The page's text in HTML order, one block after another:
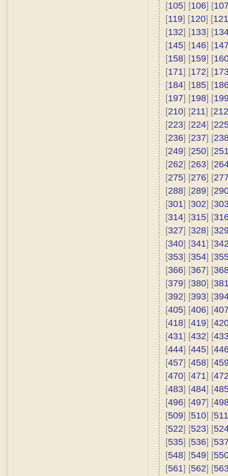
[105] [106] [
[119] [120] [121
[132] [133] [
[145] [146] [
[158] [159] [
[171] [172] [
[184] [185] [
[197] [198] [
[210] [211] [212
[223] [224] [
[236] [237] [
[249] [250] [
[262] [263] [
[275] [276] [
[288] [289] [
[301] [302] [
[314] [315] [
[327] [328] [
[340] [341] [
[353] [354] [
[366] [367] [
[379] [380] [
[392] [393] [
[405] [406] [
[418] [419] [
[431] [432] [
[444] [445] [
[457] [458] [
[470] [471] [
[483] [484] [
[496] [497] [
[509] [510] [511
[522] [523] [
[535] [536] [
[548] [549] [
[561] [562] [